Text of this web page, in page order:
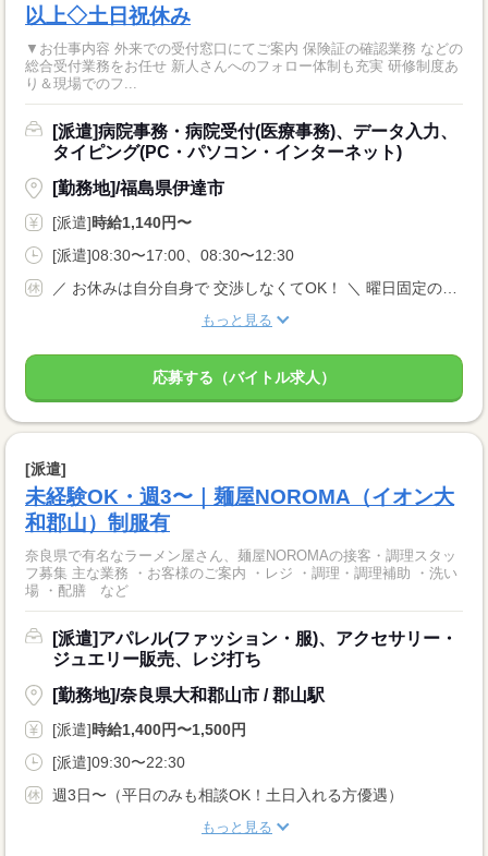
以上◇土日祝休み
▼お仕事内容 外来での受付窓口にてご案内 保険証の確認業務 などの
総合受付業務をお任せ 新人さんへのフォロー体制も充実 研修制度あ
り＆現場でのフ...
[派遣]病院事務・病院受付(医療事務)、データ入力、
タイピング(PC・パソコン・インターネット)
[勤務地]/福島県伊達市
[派遣]時給1,140円〜
[派遣]08:30〜17:00、08:30〜12:30
もっと見る
応募する（バイトル求人）
[派遣]
未経験OK・週3〜｜麺屋NOROMA（イオン大
和郡山）制服有
奈良県で有名なラーメン屋さん、麺屋NOROMAの接客・調理スタッ
フ募集 主な業務 ・お客様のご案内 ・レジ ・調理・調理補助 ・洗い
場 ・配膳 など
[派遣]アパレル(ファッション・服)、アクセサリー・
ジュエリー販売、レジ打ち
[勤務地]/奈良県大和郡山市 / 郡山駅
[派遣]時給1,400円〜1,500円
[派遣]09:30〜22:30
週3日〜（平日のみも相談OK！土日入れる方優遇）
もっと見る